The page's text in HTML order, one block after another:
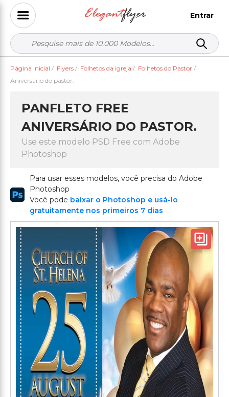
Entrar
Página Inicial / Flyers / Folhetos da igreja / Folhetos do Pastor /
Aniversário do pastor.
PANFLETO FREE
ANIVERSÁRIO DO PASTOR.
Use este modelo PSD Free com Adobe
Photoshop
Para usar esses modelos, você precisa do Adobe
Photoshop
Você pode baixar o Photoshop e usá-lo
gratuitamente nos primeiros 7 dias